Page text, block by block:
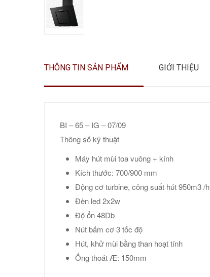
THÔNG TIN SẢN PHẨM GIỚI THIỆU
BI – 65 – IG – 07/09
Thông số kỹ thuật
Máy hút mùi toa vuông + kính
Kích thước: 700/900 mm
Động cơ turbine, công suất hút 950m3 /h
Đèn led 2x2w
Độ ổn 48Db
Nút bấm cơ 3 tốc độ
Hút, khử mùi bằng than hoạt tính
Ống thoát Æ: 150mm